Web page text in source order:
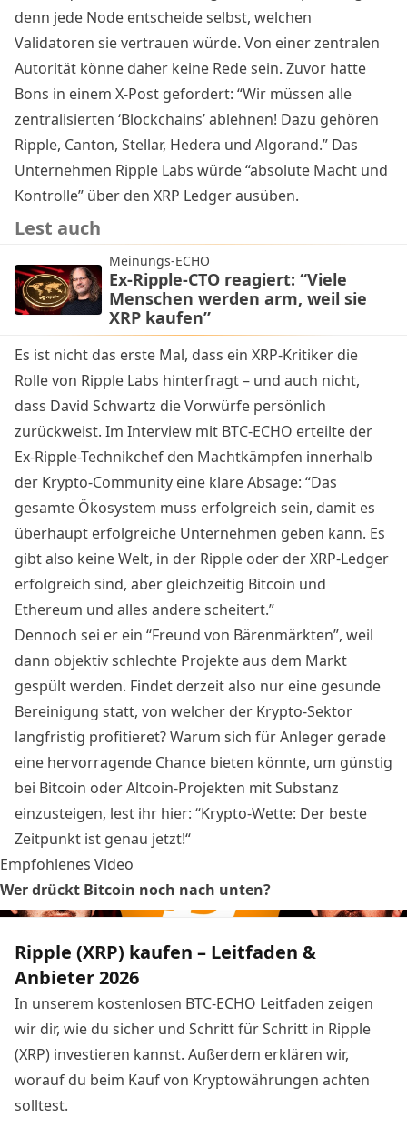
denn jede Node entscheide selbst, welchen
Validatoren sie vertrauen würde. Von einer zentralen
Autorität könne daher keine Rede sein. Zuvor hatte
Bons in einem X-Post gefordert: “Wir müssen alle
zentralisierten ‘Blockchains’ ablehnen! Dazu gehören
Ripple, Canton, Stellar, Hedera und Algorand.” Das
Unternehmen Ripple Labs würde “absolute Macht und
Kontrolle” über den XRP Ledger ausüben.
Lest auch
Meinungs-ECHO
Ex-Ripple-CTO reagiert: “Viele
Menschen werden arm, weil sie
XRP kaufen”
Es ist nicht das erste Mal, dass ein XRP-Kritiker die
Rolle von Ripple Labs hinterfragt – und auch nicht,
dass David Schwartz die Vorwürfe persönlich
zurückweist. Im Interview mit BTC-ECHO erteilte der
Ex-Ripple-Technikchef den Machtkämpfen innerhalb
der Krypto-Community eine klare Absage: “Das
gesamte Ökosystem muss erfolgreich sein, damit es
überhaupt erfolgreiche Unternehmen geben kann. Es
gibt also keine Welt, in der Ripple oder der XRP-Ledger
erfolgreich sind, aber gleichzeitig Bitcoin und
Ethereum und alles andere scheitert.”
Dennoch sei er ein “Freund von Bärenmärkten”, weil
dann objektiv schlechte Projekte aus dem Markt
gespült werden. Findet derzeit also nur eine gesunde
Bereinigung statt, von welcher der Krypto-Sektor
langfristig profitieret? Warum sich für Anleger gerade
eine hervorragende Chance bieten könnte, um günstig
bei Bitcoin oder Altcoin-Projekten mit Substanz
einzusteigen, lest ihr hier: “Krypto-Wette: Der beste
Zeitpunkt ist genau jetzt!“
Empfohlenes Video
Wer drückt Bitcoin noch nach unten?
Ripple (XRP) kaufen – Leitfaden &
Anbieter 2026
In unserem kostenlosen BTC-ECHO Leitfaden zeigen
wir dir, wie du sicher und Schritt für Schritt in Ripple
(XRP) investieren kannst. Außerdem erklären wir,
worauf du beim Kauf von Kryptowährungen achten
solltest.